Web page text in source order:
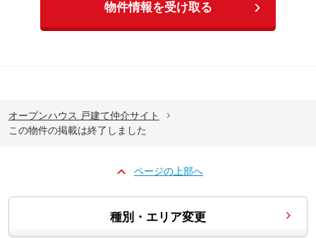
物件情報を受け取る
オープンハウス 戸建て仲介サイト
この物件の掲載は終了しました
ページの上部へ
種別・エリア変更